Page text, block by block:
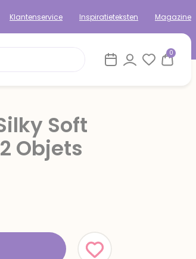
Klantenservice Inspiratieteksten Magazine
0
Soft
Objets